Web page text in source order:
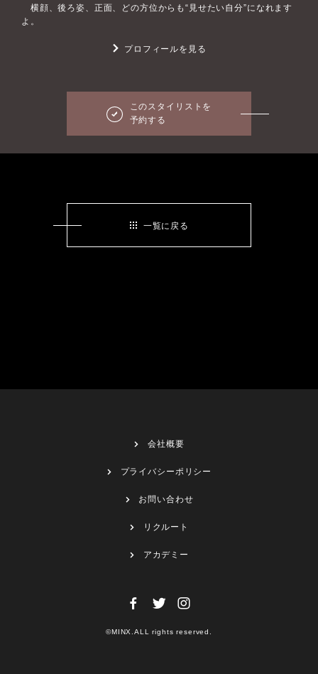
横顔、後ろ姿、正面、どの方位からも“見せたい自分”になれます
よ。
プロフィールを見る
このスタイリストを
予約する
一覧に戻る
会社概要
プライバシーポリシー
お問い合わせ
リクルート
アカデミー
©MINX.ALL rights reserved.